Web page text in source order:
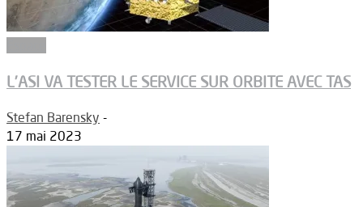
L’ASI VA TESTER LE SERVICE SUR ORBITE AVEC TAS
Stefan Barensky -
17 mai 2023